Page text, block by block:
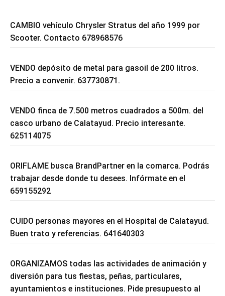
CAMBIO vehículo Chrysler Stratus del año 1999 por
Scooter. Contacto 678968576
VENDO depósito de metal para gasoil de 200 litros.
Precio a convenir. 637730871.
VENDO finca de 7.500 metros cuadrados a 500m. del
casco urbano de Calatayud. Precio interesante.
625114075
ORIFLAME busca BrandPartner en la comarca. Podrás
trabajar desde donde tu desees. Infórmate en el
659155292
CUIDO personas mayores en el Hospital de Calatayud.
Buen trato y referencias. 641640303
ORGANIZAMOS todas las actividades de animación y
diversión para tus fiestas, peñas, particulares,
ayuntamientos e instituciones. Pide presupuesto al